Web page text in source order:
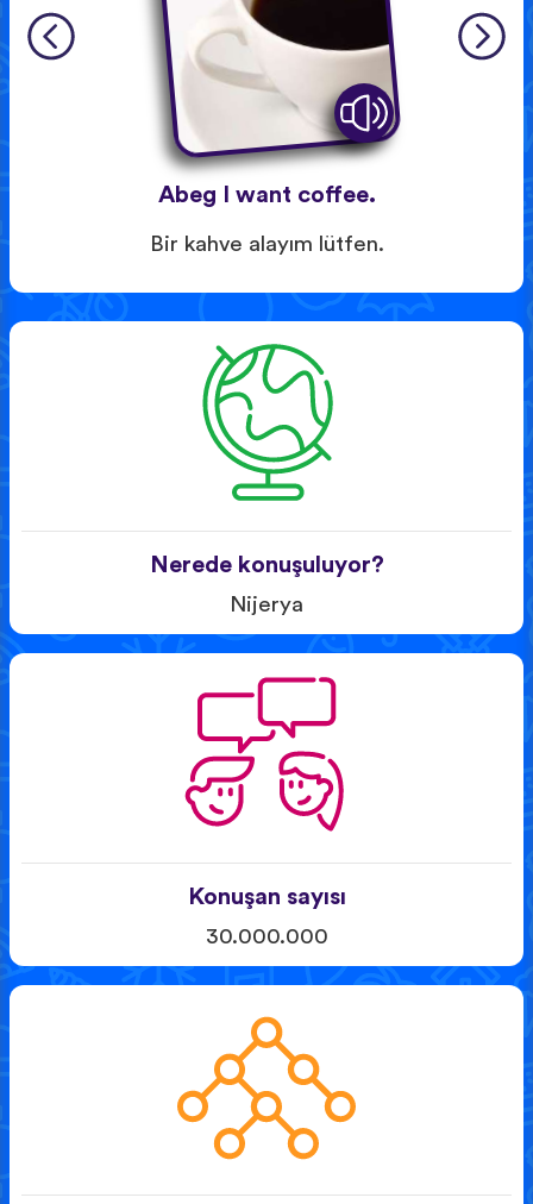
Abeg I want coffee.
Bir kahve alayım lütfen.
Nerede konuşuluyor?
Nijerya
Konuşan sayısı
30.000.000